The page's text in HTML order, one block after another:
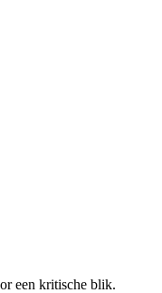
een kritische blik.